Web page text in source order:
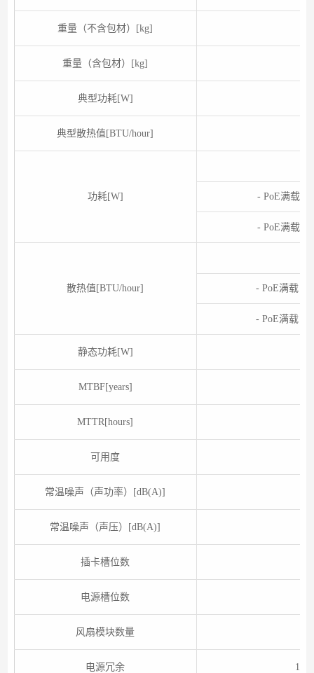
重量（不含包材）[kg]
重量（含包材）[kg]
典型功耗[W]
典型散热值[BTU/hour]
功耗[W] - PoE满载：
- PoE满载：
散热值[BTU/hour] - PoE满载：
- PoE满载：
静态功耗[W]
MTBF[years]
MTTR[hours]
可用度
常温噪声（声功率）[dB(A)]
常温噪声（声压）[dB(A)]
插卡槽位数
电源槽位数
风扇模块数量
电源冗余